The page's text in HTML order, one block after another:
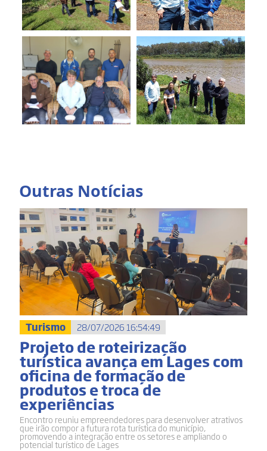
Outras Notícias
Turismo 28/07/2026 16:54:49
Projeto de roteirização
turística avança em Lages com
oficina de formação de
produtos e troca de
experiências
Encontro reuniu empreendedores para desenvolver atrativos
que irão compor a futura rota turística do município,
promovendo a integração entre os setores e ampliando o
potencial turístico de Lages